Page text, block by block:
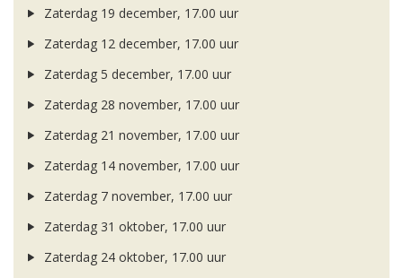
Zaterdag 19 december, 17.00 uur
Zaterdag 12 december, 17.00 uur
Zaterdag 5 december, 17.00 uur
Zaterdag 28 november, 17.00 uur
Zaterdag 21 november, 17.00 uur
Zaterdag 14 november, 17.00 uur
Zaterdag 7 november, 17.00 uur
Zaterdag 31 oktober, 17.00 uur
Zaterdag 24 oktober, 17.00 uur